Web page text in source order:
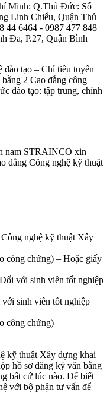
Minh: Q.Thủ Đức: Số
Linh Chiểu, Quận Thủ
44 6464 - 0987 477 848
Đa, P.27, Quận Bình
đào tạo – Chỉ tiêu tuyển
2 Cao đẳng công
đào tạo: tập trung, chính
nam STRAINCO xin
đẳng Công nghệ kỹ thuật
nghệ kỹ thuật Xây
công chứng) – Hoặc giấy
với sinh viên tốt nghiệp
sinh viên tốt nghiệp
công chứng)
kỹ thuật Xây dựng khai
hồ sơ đăng ký văn bằng
bất cứ lúc nào. Để biết
với bộ phận tư vấn để